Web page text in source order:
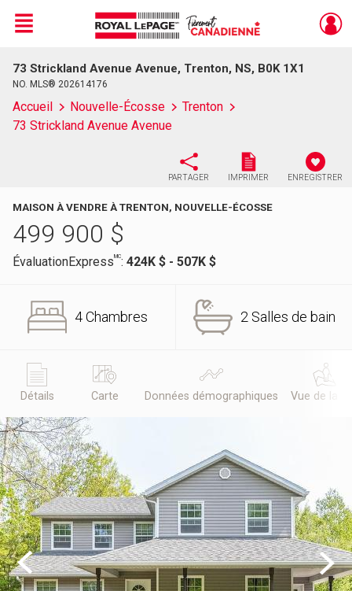
Live
En Direct
Menu
73 Strickland Avenue Avenue, Trenton, NS, B0K 1X1
NO. MLS® 202614176
Accueil Nouvelle-Écosse
Trenton
73 Strickland Avenue Avenue
PARTAGER IMPRIMER ENREGISTRER
MAISON À VENDRE À TRENTON, NOUVELLE-ÉCOSSE
499 900 $
ÉvaluationExpressMC: 424K $ - 507K $
4 Chambres 2 Salles de bain
Détails Carte Données démographiques Vue de la
Previous Next